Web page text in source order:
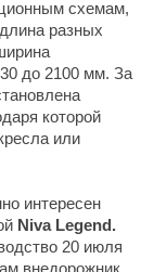
схемам,
разных
до 2100 мм. За
которой
или
интересен
Niva Legend.
20 июля
внедорожник